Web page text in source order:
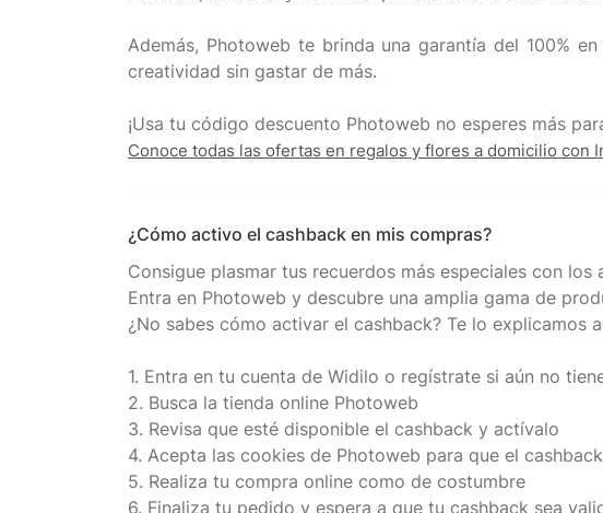
Además, Photoweb te brinda una garantía del 100%
creatividad sin gastar de más.
Conoce todas las ofertas en regalos y flores a domicilio con
¿Cómo activo el cashback en mis compras?
Consigue plasmar tus recuerdos más especiales con
Entra en Photoweb y descubre una amplia gama de
¿No sabes cómo activar el cashback? Te lo explicamos
1. Entra en tu cuenta de Widilo o regístrate si aún no
2. Busca la tienda online Photoweb
3. Revisa que esté disponible el cashback y actívalo
4. Acepta las cookies de Photoweb para que el
5. Realiza tu compra online como de costumbre
6. Finaliza tu pedido y espera a que tu cashback sea